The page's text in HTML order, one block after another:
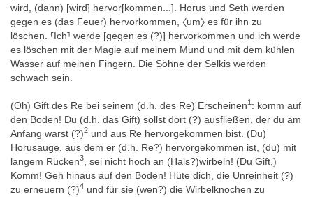
Das Material wird meist als Basalt identifiziert (laut Ruesch 1911,
127; Pirelli 1989, 110; Sternberg el-Hotabi 1999, Bd. II, 107;
Homepage des Museums; Giustozzi 2016, 136); schwarzer Basalt
(Zeichnung Thorvaldsens Museum). Andere
Steinidentifizierungen sind dunkler Granit (Kákosy 1999, 121) und
Grauwacke (Buhl 1959, 165: Grauwacke; dagegen 218: Basalt).
Schrift
Hieroglyphen
Kákosy 1999, 119 vermerkt, dass die Hieroglyphen sehr gut
eingraviert sind, die Texte jedoch viele unklare und fehlerhafte
wird, (dann) [wird] hervor[kommen...]. Horus und Seth werden
gegen es (das Feuer) hervorkommen, 〈um〉 es für ihn zu
löschen. ⸢Ich⸣ werde [gegen es (?)] hervorkommen und ich werde
es löschen mit der Magie auf meinem Mund und mit dem kühlen
Wasser auf meinen Fingern. Die Söhne der Selkis werden
schwach sein.
(Oh) Gift des Re bei seinem (d.h. des Re) Erscheinen1: komm auf
den Boden! Du (d.h. das Gift) sollst dort (?) ausfließen, der du am
Anfang warst (?)2 und aus Re hervorgekommen bist. (Du)
Horusauge, aus dem er (d.h. Re?) hervorgekommen ist, (du) mit
langem Rücken3
, sei nicht hoch an (Hals?)wirbeln! (Du Gift,)
Komm! Geh hinaus auf den Boden! Hüte dich, die Unreinheit (?)
zu erneuern (?)4 und für sie (wen?) die Wirbelknochen zu